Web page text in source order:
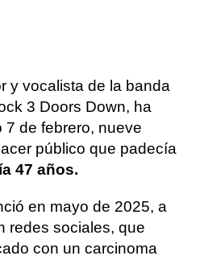
y vocalista de la banda
3 Doors Down, ha
de febrero, nueve
público que padecía
47 años.
en mayo de 2025, a
redes sociales, que
con un carcinoma